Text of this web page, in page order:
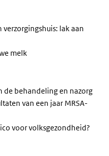
lak aan
melk
de behandeling en nazorg
van een jaar MRSA-
voor volksgezondheid?